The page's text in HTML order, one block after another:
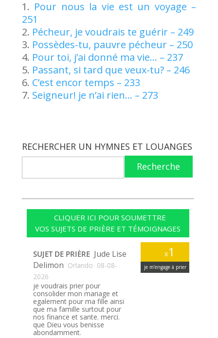
Pour nous la vie est un voyage –
251
Pécheur, je voudrais te guérir – 249
Possèdes-tu, pauvre pécheur – 250
Pour toi, j’ai donné ma vie… – 237
Passant, si tard que veux-tu? – 246
C’est encor temps – 233
Seigneur! je n’ai rien… – 273
RECHERCHER UN HYMNES ET LOUANGES
Recherche
CLIQUER ICI POUR SOUMETTRE
VOS SUJETS DE PRIÈRE ET TÉMOIGNAGES
x1
je m’engage à prier
SUJET DE PRIÈRE Jude Lise
Delimon Orlando 08-08-
2026
je voudrais prier pour
consolider mon mariage et
egalement pour ma fille ainsi
que ma famille surtout pour
nos finance et sante. merci.
que Dieu vous benisse
abondamment.